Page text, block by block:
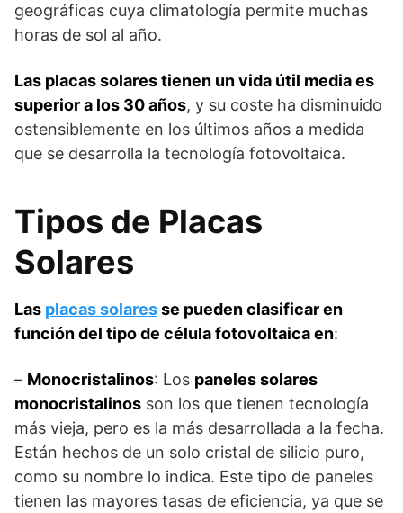
geográficas cuya climatología permite muchas
horas de sol al año.
Las placas solares tienen un vida útil media es
superior a los 30 años, y su coste ha disminuido
ostensiblemente en los últimos años a medida
que se desarrolla la tecnología fotovoltaica.
Tipos de Placas
Solares
Las placas solaresse pueden clasificar en
función del tipo de célula fotovoltaica en:
– Monocristalinos: Los paneles solares
monocristalinos son los que tienen tecnología
más vieja, pero es la más desarrollada a la fecha.
Están hechos de un solo cristal de silicio puro,
como su nombre lo indica. Este tipo de paneles
tienen las mayores tasas de eficiencia, ya que se